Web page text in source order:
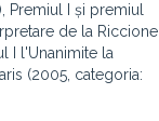
Premiul I și premiul
de la Riccione
I l'Unanimite la
(2005, categoria: